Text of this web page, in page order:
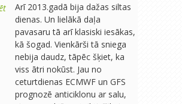
Arī 2013.gadā bija dažas siltas
dienas. Un lielākā daļa
pavasaru tā arī klasiski iesākas,
kā šogad. Vienkārši tā sniega
nebija daudz, tāpēc šķiet, ka
viss ātri nokūst. Jau no
ceturtdienas ECMWF un GFS
prognozē anticiklonu ar salu,